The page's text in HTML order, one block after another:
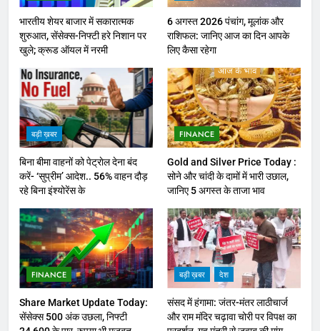
भारतीय शेयर बाजार में सकारात्मक
शुरुआत, सेंसेक्स-निफ्टी हरे निशान पर
खुले; क्रूड ऑयल में नरमी
6 अगस्त 2026 पंचांग, मूलांक और
राशिफल: जानिए आज का दिन आपके
लिए कैसा रहेगा
बड़ी ख़बर
बिना बीमा वाहनों को पेट्राेल देना बंद
करें- ‘सुप्रीम’ आदेश.. 56% वाहन दौड़
रहे बिना इंश्योरेंस के
FINANCE
Gold and Silver Price Today :
सोने और चांदी के दामों में भारी उछाल,
जानिए 5 अगस्त के ताजा भाव
FINANCE
Share Market Update Today:
सेंसेक्स 500 अंक उछला, निफ्टी
बड़ी ख़बर देश
संसद में हंगामा: जंतर-मंतर लाठीचार्ज
और राम मंदिर चढ़ावा चोरी पर विपक्ष का